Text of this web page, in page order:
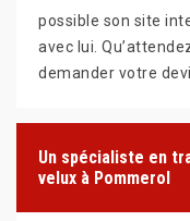
possible son site
avec lui.
demander votre
Un spécialiste en
velux à Pommerol